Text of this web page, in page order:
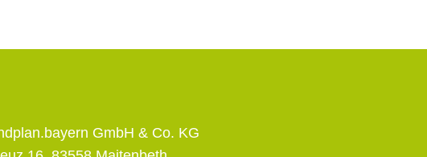
GmbH & Co. KG